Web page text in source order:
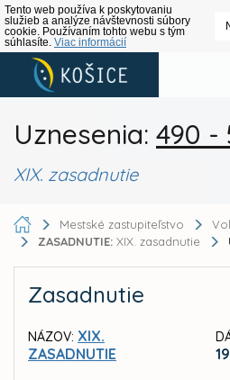
Tento web používa k poskytovaniu
služieb a analýze návštevnosti súbory
cookie. Používaním tohto webu s tým
súhlasíte. Viac informácií
Uznesenia: 490 -
XIX. zasadnutie
Mestské zastupiteľstvo
ZASADNUTIE: XIX. zasadnutie
Zasadnutie
NÁZOV: XIX.
ZASADNUTIE